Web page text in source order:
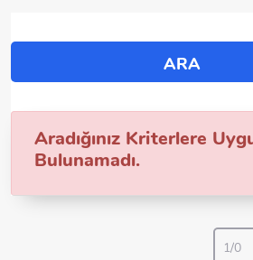
Aradığınız Kriterlere
Bulunamadı.